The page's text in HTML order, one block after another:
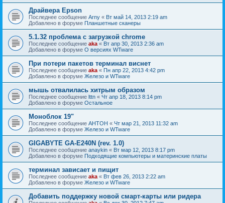
Драйвера Epson
Последнее сообщение Arny « Вт май 14, 2013 2:19 am
Добавлено в форуме Планшетные сканеры
5.1.32 проблема с загрузкой chrome
Последнее сообщение aka « Вт апр 30, 2013 2:36 am
Добавлено в форуме О версиях WTware
При потери пакетов терминал виснет
Последнее сообщение aka « Пн апр 22, 2013 4:42 pm
Добавлено в форуме Железо и WTware
мышь отвалилась хитрым образом
Последнее сообщение lttn « Чт апр 18, 2013 8:14 pm
Добавлено в форуме Остальное
Моноблок 19"
Последнее сообщение AHTOH « Чт мар 21, 2013 11:32 am
Добавлено в форуме Железо и WTware
GIGABYTE GA-E240N (rev. 1.0)
Последнее сообщение anaykin « Вт мар 12, 2013 8:17 pm
Добавлено в форуме Подходящие компьютеры и материнские платы
терминал зависает и пищит
Последнее сообщение aka « Вт фев 26, 2013 2:22 am
Добавлено в форуме Железо и WTware
Добавить поддержку новой смарт-карты или ридера